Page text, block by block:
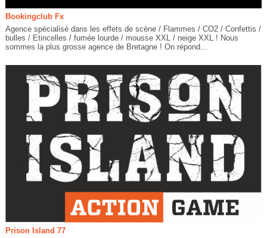
Bookingclub Fx
Agence spécialisé dans les effets de scène / Flammes / CO2 / Confettis /
bulles / Etincelles / fumée lourde / mousse XXL / neige XXL ! Nous
sommes la plus grosse agence de Bretagne ! On répond...
Prison Island 77